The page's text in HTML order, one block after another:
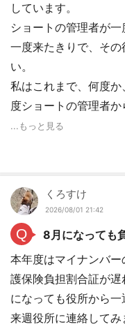
しています。
ショートの管理者が一
一度来たきりで、そ
い。
私はこれまで、何度
度ショートの管理者か
...もっと見る
くろすけ
2026/08/01 21:42
Q
8月になっても
本年度はマイナンバ
護保険負担割合証が
になっても役所から一
来週役所に連絡して